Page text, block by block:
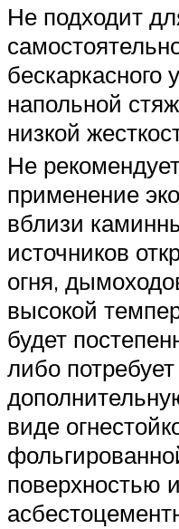
Не подходит
бескаркасного
напольной
низкой
Не
применение
вблизи
источников
огня,
высокой
будет
либо потребует
виде
поверхностью